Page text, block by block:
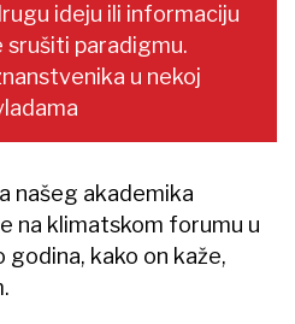
ideju ili informaciju
srušiti paradigmu.
u nekoj
našeg akademika
na klimatskom forumu u
kako on kaže,